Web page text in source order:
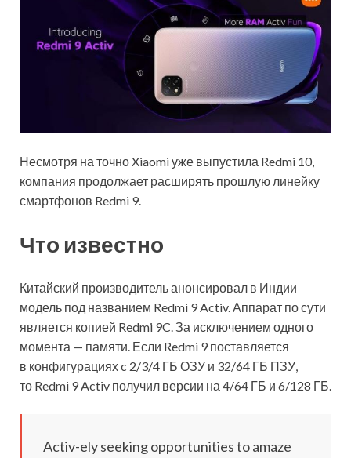
Несмотря на точно Xiaomi уже выпустила Redmi 10,
компания продолжает расширять прошлую линейку
смартфонов Redmi 9.
Что известно
Китайский производитель анонсировал в Индии
модель под названием Redmi 9 Activ. Аппарат по сути
является копией Redmi 9C. За исключением одного
момента — памяти. Если Redmi 9 поставляется
в конфигурациях c 2/3/4 ГБ ОЗУ и 32/64 ГБ ПЗУ,
то Redmi 9 Activ получил версии на 4/64 ГБ и 6/128 ГБ.
Activ-ely seeking opportunities to amaze